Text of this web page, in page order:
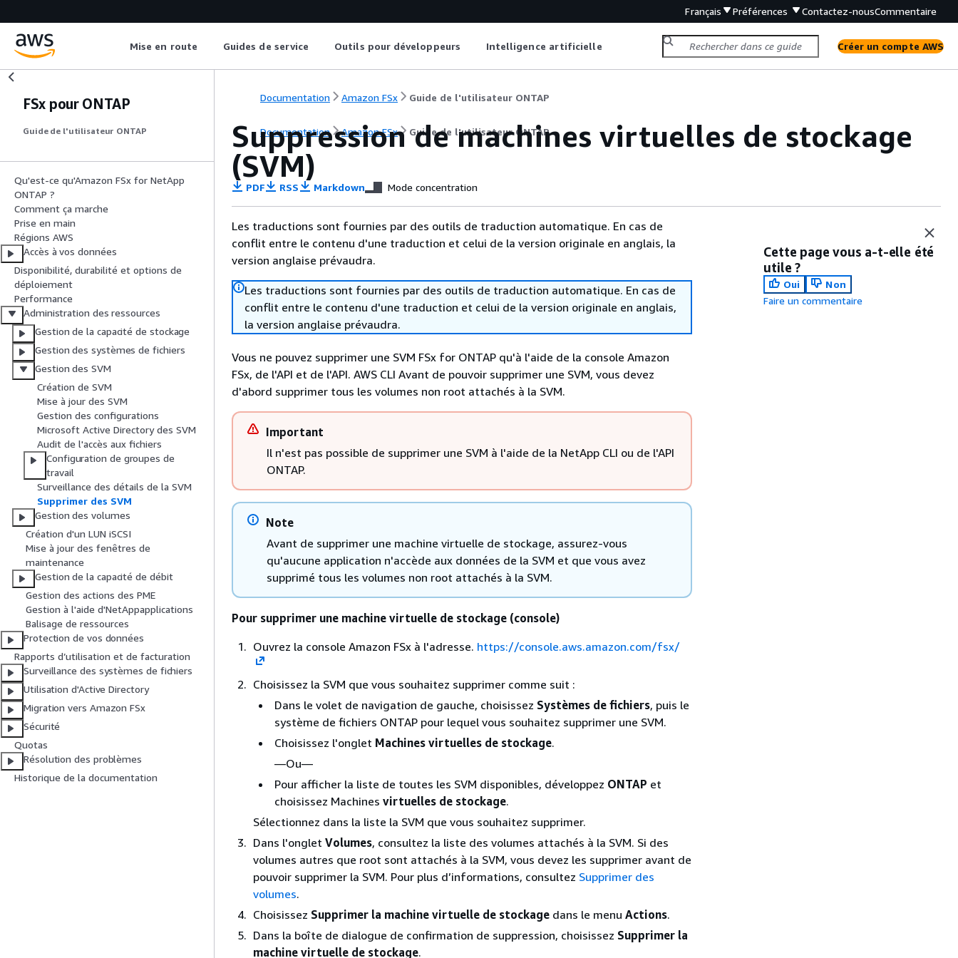
Français Préférences Contactez-nousCommentaire
Mise en route Guides de service Outils pour développeurs Intelligence artificielle Créer un compte AWS
FSx pour ONTAP
Guide de l'utilisateur ONTAP
Qu'est-ce qu'Amazon FSx for NetApp
ONTAP ?
Comment ça marche
Prise en main
Régions AWS
Accès à vos données
Disponibilité, durabilité et options de
déploiement
Performance
Administration des ressources
Gestion de la capacité de stockage
Gestion des systèmes de fichiers
Gestion des SVM
Création de SVM
Mise à jour des SVM
Gestion des configurations
Microsoft Active Directory des SVM
Audit de l'accès aux fichiers
Configuration de groupes de
travail
Surveillance des détails de la SVM
Supprimer des SVM
Gestion des volumes
Création d'un LUN iSCSI
Mise à jour des fenêtres de
maintenance
Gestion de la capacité de débit
Gestion des actions des PME
Gestion à l'aide d'NetAppapplications
Balisage de ressources
Protection de vos données
Rapports d’utilisation et de facturation
Surveillance des systèmes de fichiers
Utilisation d'Active Directory
Migration vers Amazon FSx
Sécurité
Quotas
Résolution des problèmes
Historique de la documentation
Documentation Amazon FSx Guide de l'utilisateur ONTAP
Documentation Amazon FSx Guide de l'utilisateur ONTAP
Suppression de machines virtuelles de stockage
(SVM)
PDF RSS Markdown Mode concentration
Les traductions sont fournies par des outils de traduction automatique. En cas de
conflit entre le contenu d'une traduction et celui de la version originale en anglais, la
version anglaise prévaudra.
Les traductions sont fournies par des outils de traduction automatique. En cas de
conflit entre le contenu d'une traduction et celui de la version originale en anglais,
la version anglaise prévaudra.
Vous ne pouvez supprimer une SVM FSx for ONTAP qu'à l'aide de la console Amazon
FSx, de l'API et de l'API. AWS CLI Avant de pouvoir supprimer une SVM, vous devez
d'abord supprimer tous les volumes non root attachés à la SVM.
Important
Il n'est pas possible de supprimer une SVM à l'aide de la NetApp CLI ou de l'API
ONTAP.
Note
Avant de supprimer une machine virtuelle de stockage, assurez-vous
qu'aucune application n'accède aux données de la SVM et que vous avez
supprimé tous les volumes non root attachés à la SVM.
Pour supprimer une machine virtuelle de stockage (console)
Ouvrez la console Amazon FSx à l'adresse. https://console.aws.amazon.com/fsx/
Choisissez la SVM que vous souhaitez supprimer comme suit :
Dans le volet de navigation de gauche, choisissez Systèmes de fichiers, puis le
système de fichiers ONTAP pour lequel vous souhaitez supprimer une SVM.
Choisissez l'onglet Machines virtuelles de stockage.
—Ou—
Pour afficher la liste de toutes les SVM disponibles, développez ONTAP et
choisissez Machines virtuelles de stockage.
Sélectionnez dans la liste la SVM que vous souhaitez supprimer.
Dans l'onglet Volumes, consultez la liste des volumes attachés à la SVM. Si des
volumes autres que root sont attachés à la SVM, vous devez les supprimer avant de
pouvoir supprimer la SVM. Pour plus d’informations, consultez Supprimer des
volumes.
Choisissez Supprimer la machine virtuelle de stockage dans le menu Actions.
Dans la boîte de dialogue de confirmation de suppression, choisissez Supprimer la
machine virtuelle de stockage.
Cette page vous a-t-elle été
utile ?
Oui
Non
Faire un commentaire